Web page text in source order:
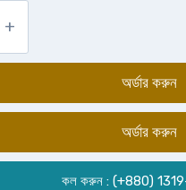
অর্ডার করুন
অর্ডার করুন
কল করুন : (+880)